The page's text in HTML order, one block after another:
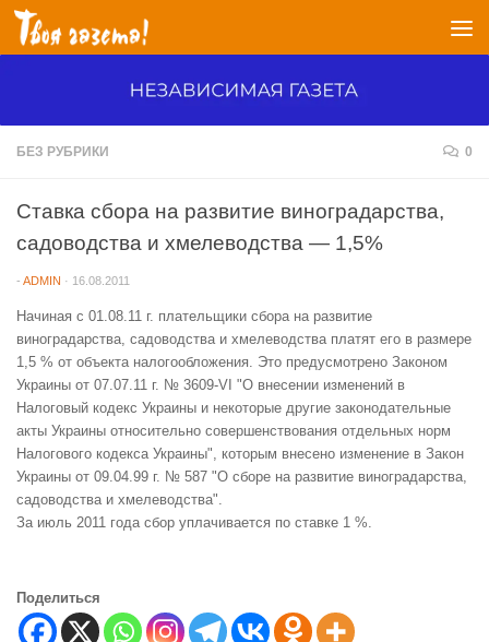
Перейти к содержимому
БЕЗ РУБРИКИ 0
Ставка сбора на развитие виноградарства,
садоводства и хмелеводства — 1,5%
- ADMIN · 16.08.2011
Начиная с 01.08.11 г. плательщики сбора на развитие
виноградарства, садоводства и хмелеводства платят его в размере
1,5 % от объекта налогообложения. Это предусмотрено Законом
Украины от 07.07.11 г. № 3609-VI "О внесении изменений в
Налоговый кодекс Украины и некоторые другие законодательные
акты Украины относительно совершенствования отдельных норм
Налогового кодекса Украины", которым внесено изменение в Закон
Украины от 09.04.99 г. № 587 "О сборе на развитие виноградарства,
садоводства и хмелеводства".
За июль 2011 года сбор уплачивается по ставке 1 %.
Поделиться